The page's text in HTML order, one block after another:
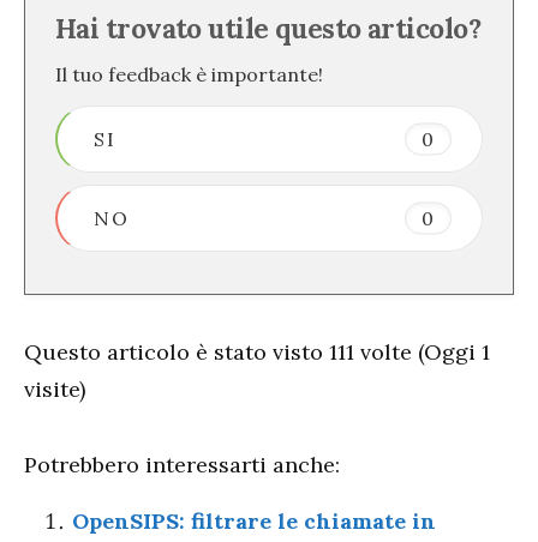
Hai trovato utile questo articolo?
Il tuo feedback è importante!
SI 0
NO 0
Questo articolo è stato visto 111 volte (Oggi 1
visite)
Potrebbero interessarti anche:
OpenSIPS: filtrare le chiamate in